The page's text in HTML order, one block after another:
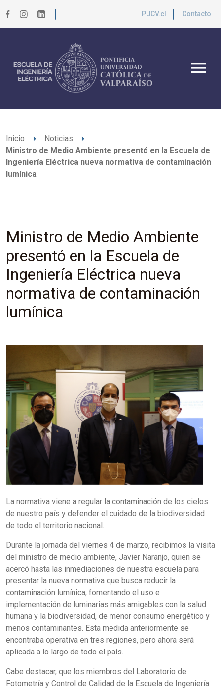
PUCV.cl Contacto
menu
Inicio arrow_right Noticias arrow_right
Ministro de Medio Ambiente presentó en la Escuela de
Ingeniería Eléctrica nueva normativa de contaminación
lumínica
Ministro de Medio Ambiente
presentó en la Escuela de
Ingeniería Eléctrica nueva
normativa de contaminación
lumínica
La normativa viene a regular la contaminación de los cielos
de nuestro país y defender el cuidado de la biodiversidad
de todo el territorio nacional.
Durante la jornada del viernes 4 de marzo, recibimos la visita
del ministro de medio ambiente, Javier Naranjo, quien se
acercó hasta las inmediaciones de nuestra escuela para
presentar la nueva normativa que busca reducir la
contaminación lumínica, fomentando el uso e
implementación de luminarias más amigables con la salud
humana y la biodiversidad, de menor consumo energético y
menos contaminantes. Esta medida anteriormente se
encontraba operativa en tres regiones, pero ahora será
aplicada a lo largo de todo el país.
Cabe destacar, que los miembros del Laboratorio de
Fotometría y Control de Calidad de la Escuela de Ingeniería